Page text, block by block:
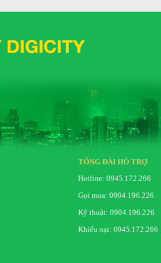
TỔNG ĐÀI HỖ TRỢ
Hotline: 0945.172.266
Gọi mua: 0904.196.226
Kỹ thuật: 0904.196.226
Khiếu nại: 0945.172.266